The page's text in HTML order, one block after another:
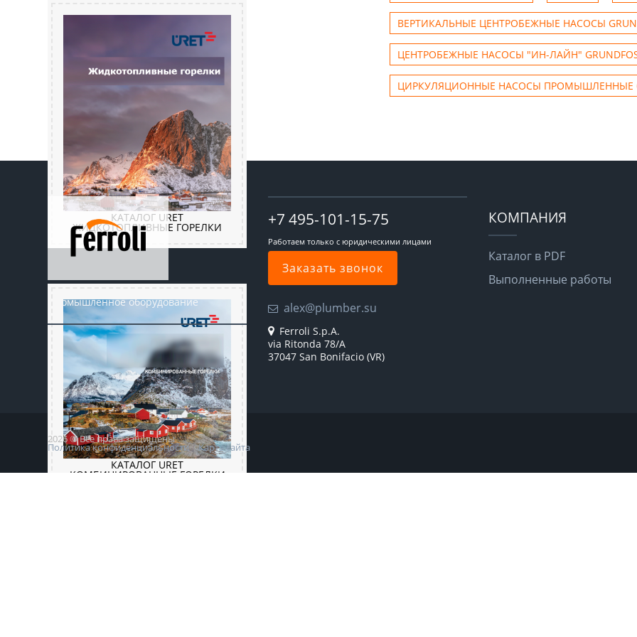
КАТАЛОГ URET
ЖИДКОТОПЛИВНЫЕ ГОРЕЛКИ
КАТАЛОГ URET
КОМБИНИРОВАННЫЕ ГОРЕЛКИ
ВЕРТИКАЛЬНЫЕ ЦЕНТРОБЕЖНЫЕ НАСОСЫ
ЦЕНТРОБЕЖНЫЕ НАСОСЫ "ИН-ЛАЙН"
ЦИРКУЛЯЦИОННЫЕ НАСОСЫ ПРОМЫШЛЕННЫЕ
Промышленное оборудование
+7 495-101-15-75
Работаем только с юридическими лицами
Заказать звонок
alex@plumber.su
Ferroli S.p.A.
via Ritonda 78/A
37047 San Bonifacio (VR)
КОМПАНИЯ
Каталог в PDF
Выполненные работы
2026 © Все права защищены
Политика конфиденциальности Карта сайта